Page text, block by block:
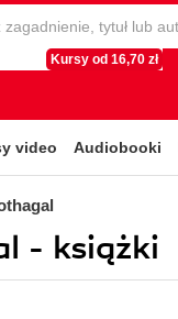
Kursy od 16,70 zł
video Audiobooki
- książki